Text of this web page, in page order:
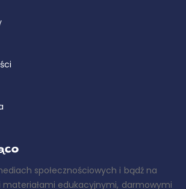
społecznościowych i bądź na
materiałami edukacyjnymi, darmowymi